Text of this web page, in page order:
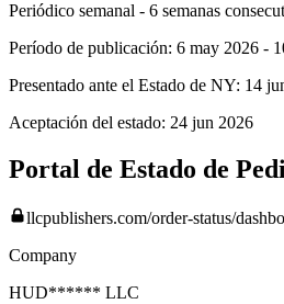
Periódico semanal - 6 semanas
Período de publicación: 6 may 2026 -
Presentado ante el Estado de NY: 14
Aceptación del estado: 24 jun 2026
Portal de Estado de
llcpublishers.com/order-status/
Company
HUD****** LLC